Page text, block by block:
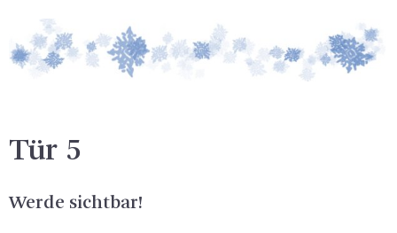
Tür 5
Werde sicht­bar!